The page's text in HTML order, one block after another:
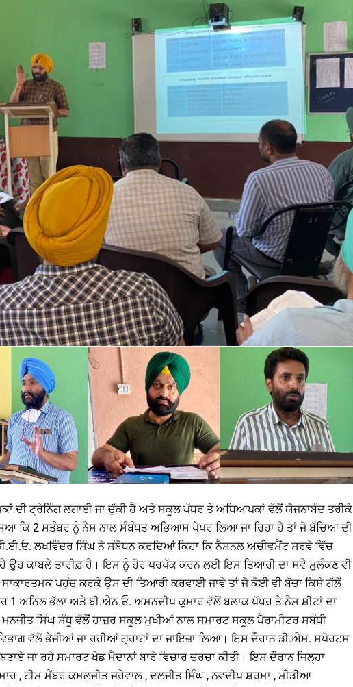
ਦੀ ਟ੍ਰੇਨਿੰਗ ਲਗਾਈ ਜਾ ਚੁੱਕੀ ਹੈ ਅਤੇ ਸਕੂਲ ਪੱਧਰ ਤੇ ਅਧਿਆਪਕਾਂ ਵੱਲੋਂ ਯੋਜਨਾਬੰਦ ਤਰੀਕੇ
ਕਿ 2 ਸਤੰਬਰ ਨੂੰ ਨੈਸ ਨਾਲ ਸੰਬੰਧਤ ਅਭਿਆਸ ਪੇਪਰ ਲਿਆ ਜਾ ਰਿਹਾ ਹੈ ਤਾਂ ਜੋ ਬੱਚਿਆ ਦੀ
ਲਖਵਿੰਦਰ ਸਿੰਘ ਨੇ ਸੰਬੋਧਨ ਕਰਦਿਆਂ ਕਿਹਾ ਕਿ ਨੈਸ਼ਨਲ ਅਚੀਵਮੈਂਟ ਸਰਵੇ ਵਿੱਚ
ਉਹ ਕਾਬਲੇ ਤਾਰੀਫ਼ ਹੈ। ਇਸ ਨੂੰ ਹੋਰ ਪਰਪੱਕ ਕਰਨ ਲਈ ਇਸ ਤਿਆਰੀ ਦਾ ਸਵੈ ਮੁਲੰਕਣ ਵੀ
ਪਹੁੰਚ ਕਰਕੇ ਉਸ ਦੀ ਤਿਆਰੀ ਕਰਵਾਈ ਜਾਵੇ ਤਾਂ ਜੋ ਕੋਈ ਵੀ ਬੱਚਾ ਕਿਸੇ ਗੱਲੋਂ
1 ਅਨਿਲ ਭੱਲਾ ਅਤੇ ਬੀ.ਐਨ.ਓ. ਅਮਨਦੀਪ ਕੁਮਾਰ ਵੱਲੋਂ ਬਲਾਕ ਪੱਧਰ ਤੇ ਨੈਸ ਸ਼ੀਟਾਂ ਦਾ
ਸਿੰਘ ਸੰਧੂ ਵੱਲੋਂ ਹਾਜ਼ਰ ਸਕੂਲ ਮੁਖੀਆਂ ਨਾਲ ਸਮਾਰਟ ਸਕੂਲ ਪੈਰਾਮੀਟਰ ਸਬੰਧੀ
ਵੱਲੋਂ ਭੇਜੀਆਂ ਜਾ ਰਹੀਆਂ ਗ੍ਰਾਟਾਂ ਦਾ ਜਾਇਜ਼ਾ ਲਿਆ। ਇਸ ਦੌਰਾਨ ਡੀ.ਐਮ. ਸਪੋਰਟਸ
ਜਾ ਰਹੇ ਸਮਾਰਟ ਖੇਡ ਮੈਦਾਨਾਂ ਬਾਰੇ ਵਿਚਾਰ ਚਰਚਾ ਕੀਤੀ। ਇਸ ਦੌਰਾਨ ਜਿਲ੍ਹਾ
, ਟੀਮ ਮੈਂਬਰ ਕਮਲਜੀਤ ਜਰੇਵਾਲ , ਦਲਜੀਤ ਸਿੰਘ , ਨਵਦੀਪ ਸ਼ਰਮਾ , ਮੀਡੀਆ